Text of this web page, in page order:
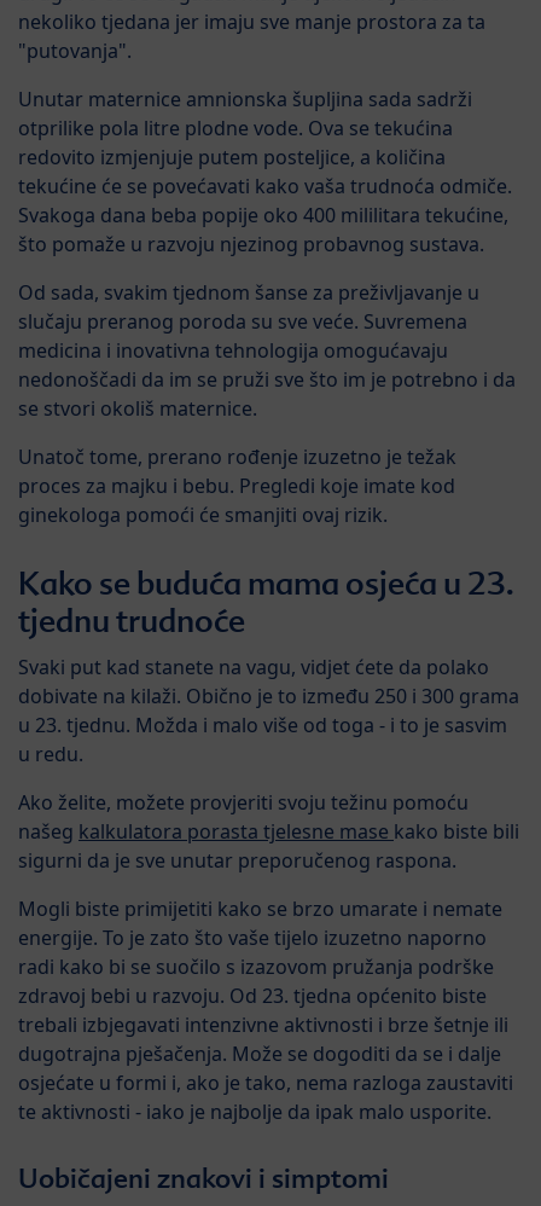
nekoliko tjedana jer imaju sve manje prostora za ta
"putovanja".
Unutar maternice amnionska šupljina sada sadrži
otprilike pola litre plodne vode. Ova se tekućina
redovito izmjenjuje putem posteljice, a količina
tekućine će se povećavati kako vaša trudnoća odmiče.
Svakoga dana beba popije oko 400 mililitara tekućine,
što pomaže u razvoju njezinog probavnog sustava.
Od sada, svakim tjednom šanse za preživljavanje u
slučaju preranog poroda su sve veće. Suvremena
medicina i inovativna tehnologija omogućavaju
nedonoščadi da im se pruži sve što im je potrebno i da
se stvori okoliš maternice.
Unatoč tome, prerano rođenje izuzetno je težak
proces za majku i bebu. Pregledi koje imate kod
ginekologa pomoći će smanjiti ovaj rizik.
Kako se buduća mama osjeća u 23.
tjednu trudnoće
Svaki put kad stanete na vagu, vidjet ćete da polako
dobivate na kilaži. Obično je to između 250 i 300 grama
u 23. tjednu. Možda i malo više od toga - i to je sasvim
u redu.
Ako želite, možete provjeriti svoju težinu pomoću
našeg kalkulatora porasta tjelesne mase kako biste bili
sigurni da je sve unutar preporučenog raspona.
Mogli biste primijetiti kako se brzo umarate i nemate
energije. To je zato što vaše tijelo izuzetno naporno
radi kako bi se suočilo s izazovom pružanja podrške
zdravoj bebi u razvoju. Od 23. tjedna općenito biste
trebali izbjegavati intenzivne aktivnosti i brze šetnje ili
dugotrajna pješačenja. Može se dogoditi da se i dalje
osjećate u formi i, ako je tako, nema razloga zaustaviti
te aktivnosti - iako je najbolje da ipak malo usporite.
Uobičajeni znakovi i simptomi